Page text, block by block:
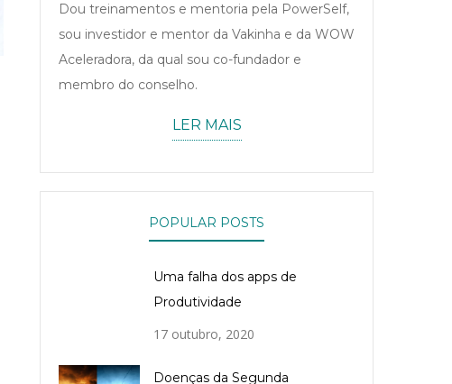
Dou treinamentos e mentoria pela PowerSelf,
sou investidor e mentor da Vakinha e da WOW
Aceleradora, da qual sou co-fundador e
membro do conselho.
LER MAIS
POPULAR POSTS
Uma falha dos apps de
Produtividade
17 outubro, 2020
Doenças da Segunda